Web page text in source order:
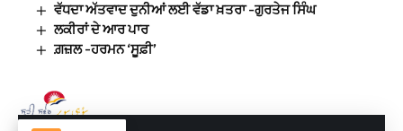
ਵੱਧਦਾ ਅੱਤਵਾਦ ਦੁਨੀਆਂ ਲਈ ਵੱਡਾ ਖ਼ਤਰਾ -ਗੁਰਤੇਜ ਸਿੰਘ
ਲਕੀਰਾਂ ਦੇ ਆਰ ਪਾਰ
ਗ਼ਜ਼ਲ -ਹਰਮਨ ‘ਸੂਫ਼ੀ’